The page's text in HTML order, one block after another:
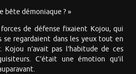
bête démoniaque ? »
forces de défense fixaient Kojou, qui
regardaient dans les yeux tout en
n’avait pas l’habitude de ces
C’était une émotion qu’il